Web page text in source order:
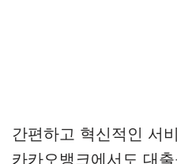
간편하고 혁신적인 서
카카오뱅크에서도 대